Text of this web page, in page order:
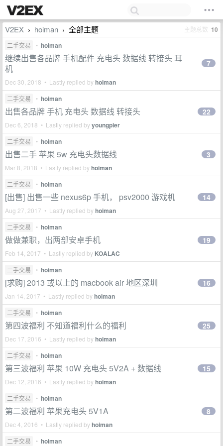
V2EX › hoiman › 全部主题 主题总数 10
二手交易 • hoiman
继续出售各品牌 手机配件 充电头 数据线 转接头 耳
机
Dec 30, 2018 • Lastly replied byhoiman
7
二手交易 • hoiman
出售各品牌 手机 充电头 数据线 转接头
Dec 6, 2018 • Lastly replied byyoungpier
22
二手交易 • hoiman
出售二手 苹果 5w 充电头数据线
Mar 8, 2018 • Lastly replied byhoiman
3
二手交易 • hoiman
[出售] 出售一些 nexus6p 手机， psv2000 游戏机
Aug 27, 2017 • Lastly replied byhoiman
14
二手交易 • hoiman
做做兼职，出两部安卓手机
Feb 14, 2017 • Lastly replied by KOALAC
19
二手交易 • hoiman
[求购] 2013 或以上的 macbook air 地区深圳
Jan 14, 2017 • Lastly replied byhoiman
16
二手交易 • hoiman
第四波福利 不知道福利什么的福利
Dec 17, 2016 • Lastly replied byhoiman
25
二手交易 • hoiman
第三波福利 苹果 10W 充电头 5V2A + 数据线
Dec 12, 2016 • Lastly replied byhoiman
15
二手交易 • hoiman
第二波福利 苹果充电头 5V1A
Dec 4, 2016 • Lastly replied byhoiman
8
二手交易 • hoiman